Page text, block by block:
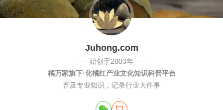
Juhong.com
——始创于2003年——
橘万家旗下·化橘红产业文化知识科普平台
普及专业知识，记录行业大件事